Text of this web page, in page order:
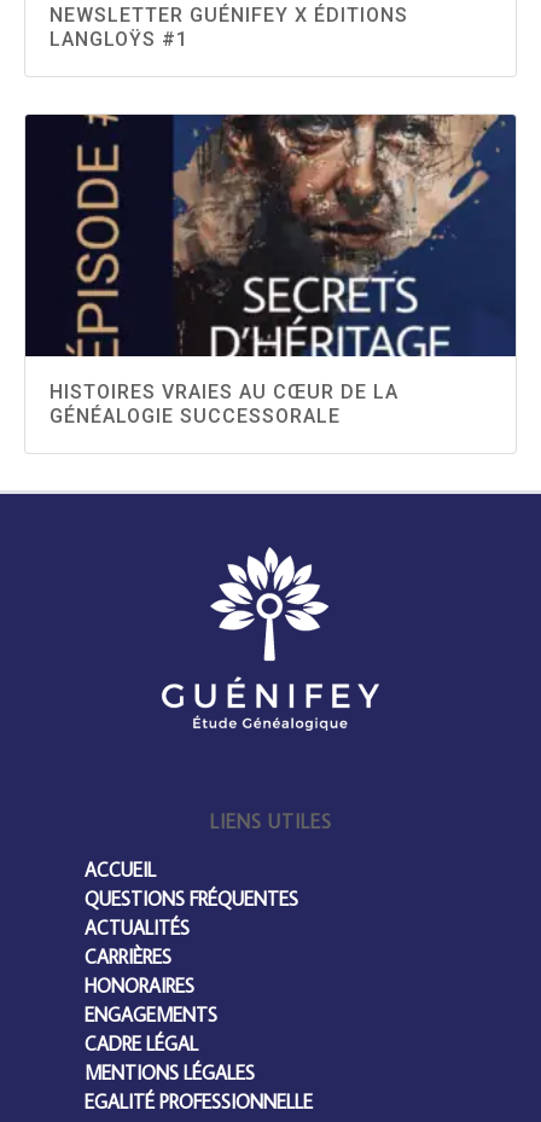
NEWSLETTER GUÉNIFEY X ÉDITIONS
LANGLOŸS #1
HISTOIRES VRAIES AU CŒUR DE LA
GÉNÉALOGIE SUCCESSORALE
LIENS UTILES
ACCUEIL
QUESTIONS FRÉQUENTES
ACTUALITÉS
CARRIÈRES
HONORAIRES
ENGAGEMENTS
CADRE LÉGAL
MENTIONS LÉGALES
EGALITÉ PROFESSIONNELLE